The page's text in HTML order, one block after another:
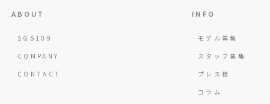
ABOUT
SGS109
COMPANY
CONTACT
INFO
モデル募集
スタッフ募集
プレス様
コラム